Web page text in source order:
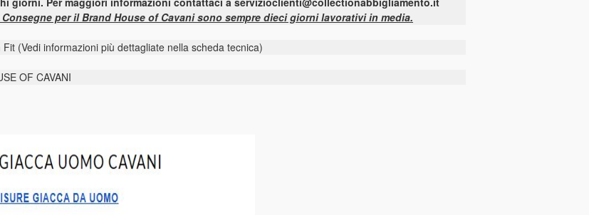
Consegne per il Brand House of Cavani sono sempre dieci giorni lavorativi in media.
Fit (Vedi informazioni più dettagliate nella scheda tecnica)
OF CAVANI